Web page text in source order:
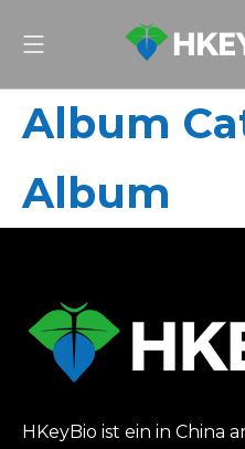
Album
Album
HKeyBio ist ein in China